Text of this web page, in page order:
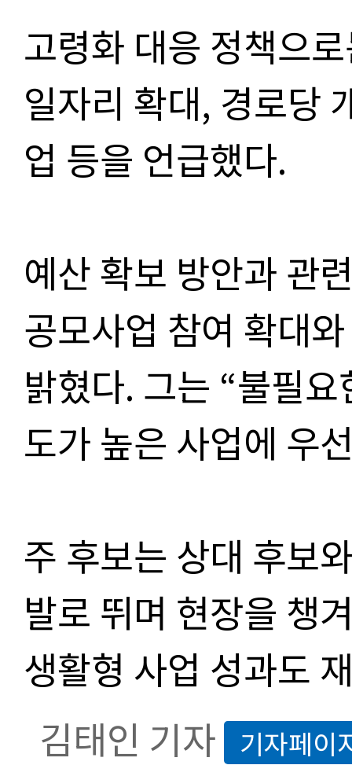
고령화 대응 정책으
일자리 확대, 경로당
업 등을 언급했다.
예산 확보 방안과 관
공모사업 참여 확대
밝혔다. 그는 “불필
도가 높은 사업에 우
주 후보는 상대 후보
발로 뛰며 현장을 챙
생활형 사업 성과도
김태인 기자 기자페이